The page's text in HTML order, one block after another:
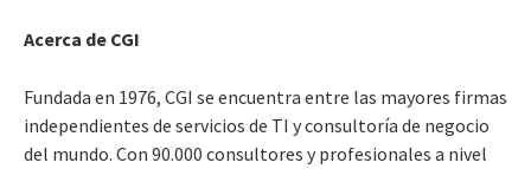
Acerca de CGI
Fundada en 1976, CGI se encuentra entre las mayores firmas
independientes de servicios de TI y consultoría de negocio
del mundo. Con 90.000 consultores y profesionales a nivel